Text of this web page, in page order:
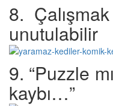
8.
unutulabilir
9. “Puzzle
kaybı…”